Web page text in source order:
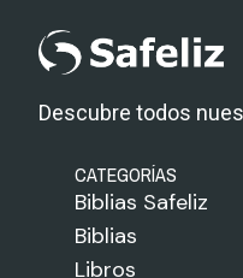
Descubre todos
CATEGORÍAS
Biblias Safeliz
Biblias
Libros